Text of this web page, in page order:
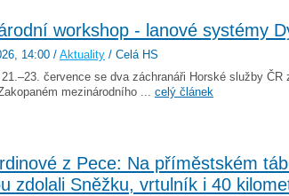
workshop - lanové systémy
, 14:00 / Aktuality / Celá HS
července se dva záchranáři Horské služby ČR
mezinárodního ... celý článek
z Pece: Na příměstském
zdolali Sněžku, vrtulník i 40